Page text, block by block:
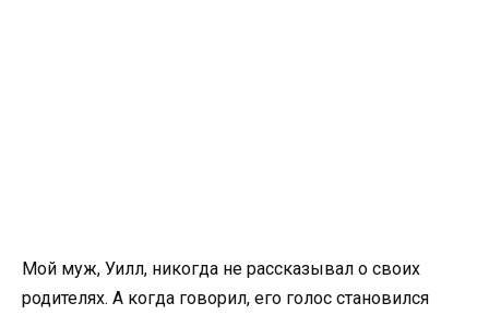
Мой муж, Уилл, никогда не рассказывал о своих
родителях. А когда говорил, его голос становился